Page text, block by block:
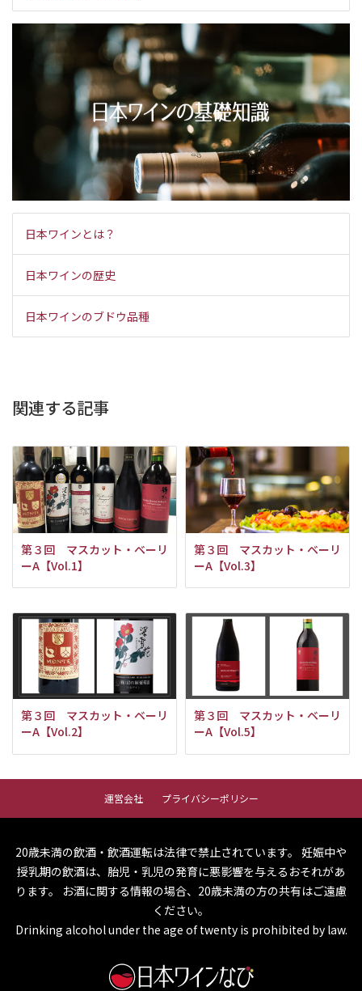
日本ワインとは？
日本ワインの歴史
日本ワインのブドウ品種
関連する記事
第３回 マスカット・ベーリ
ーA【Vol.1】
第３回 マスカット・ベーリ
ーA【Vol.3】
第３回 マスカット・ベーリ
ーA【Vol.2】
第３回 マスカット・ベーリ
ーA【Vol.5】
運営会社 プライバシーポリシー
20歳未満の飲酒・飲酒運転は法律で禁止されています。 妊娠中や
授乳期の飲酒は、胎児・乳児の発育に悪影響を与えるおそれがあ
ります。
お酒に関する情報の場合、20歳未満の方の共有はご遠慮
ください。
Drinking alcohol under the age of twenty is prohibited by law.